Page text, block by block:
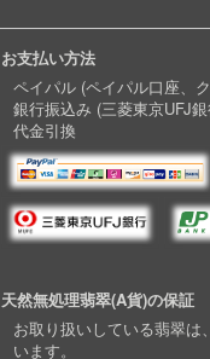
お支払い方法
ペイパル (ペイパル口座、
銀行振込み (三菱東京UFJ
代金引換
天然無処理翡翠(A貨)の保証
お取り扱いしている翡翠
います。